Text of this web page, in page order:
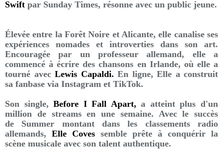
Swift par Sunday Times, résonne avec un public jeune.
Élevée entre la Forêt Noire et Alicante, elle canalise ses
expériences nomades et introverties dans son art.
Encouragée par un professeur allemand, elle a
commencé à écrire des chansons en Irlande, où elle a
tourné avec Lewis Capaldi. En ligne, Elle a construit
sa fanbase via Instagram et TikTok.
Son single,Before I Fall Apart, a atteint plus d'un
million de streams en une semaine. Avec le succès
de Summer montant dans les classements radio
allemands, Elle Coves semble prête à conquérir la
scène musicale avec son talent authentique.